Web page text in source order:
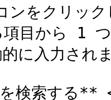
ンをクリック
目から 1 つ
に入力され
検索する